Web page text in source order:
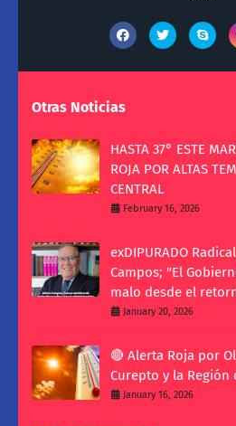
Otras Noticias
HASTA 37° ESTE
ROJA POR ALTAS
CENTRAL
February 16, 2026
exDIPURADO
Campos; "El
malo desde el
January 20, 2026
🔴 Alerta Roja por
Curepto y la Región
January 16, 2026